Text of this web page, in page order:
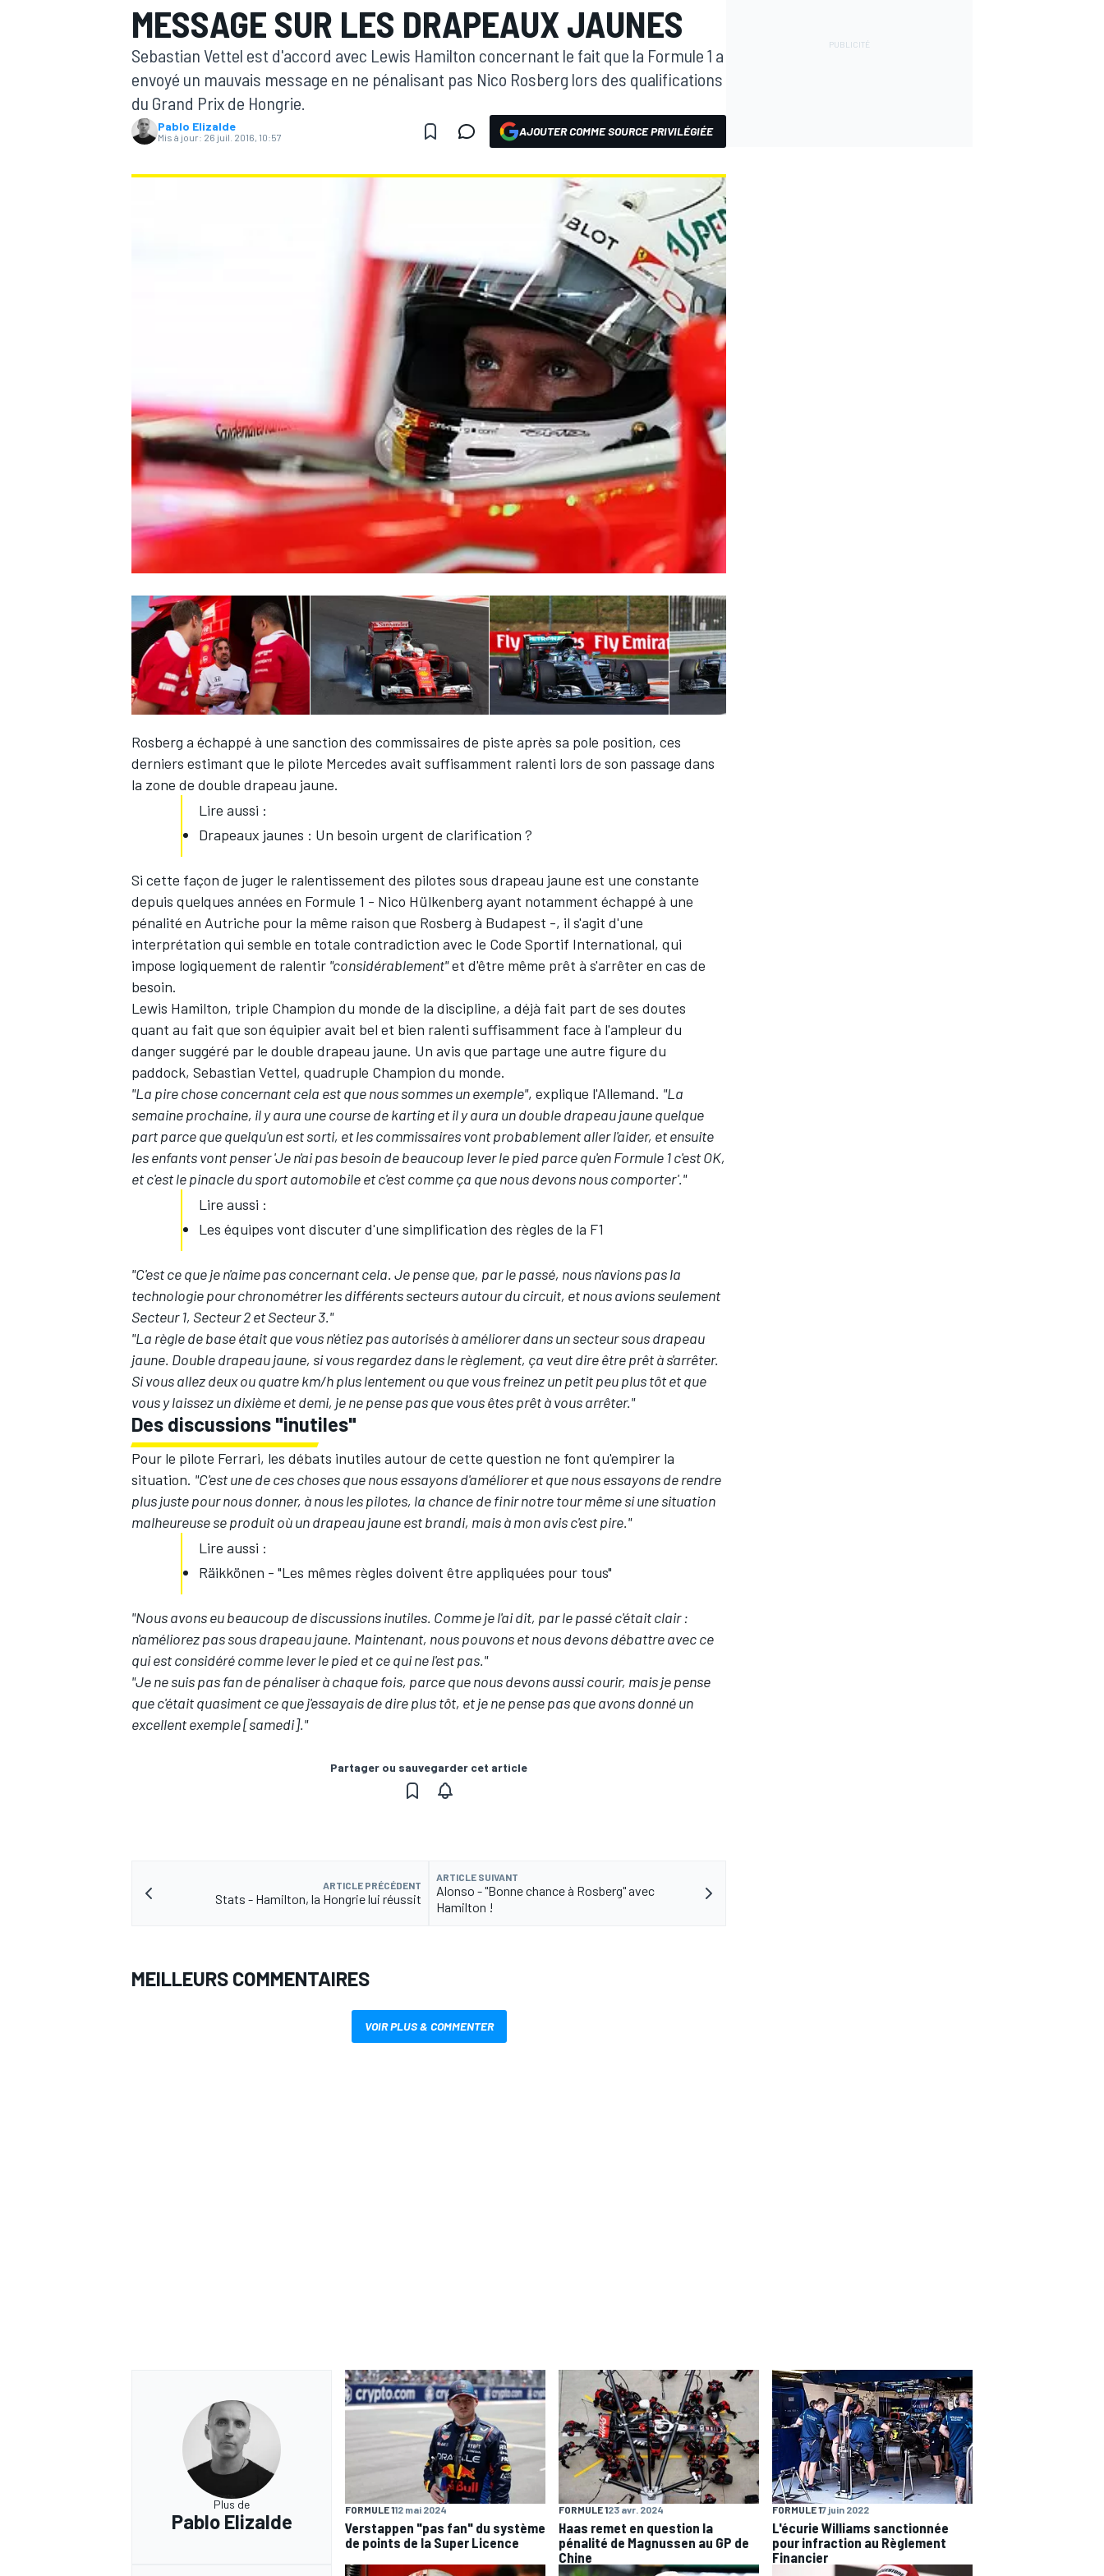
MOTOGP
WRC
WEC
AUTRES CHAMPIONNATS
MESSAGE SUR LES DRAPEAUX JAUNES
Sebastian Vettel est d'accord avec Lewis Hamilton concernant le fait que la Formule 1 a
envoyé un mauvais message en ne pénalisant pas Nico Rosberg lors des qualifications
du Grand Prix de Hongrie.
Pablo Elizalde
Mis à jour: 26 juil. 2016, 10:57 AJOUTER COMME SOURCE PRIVILÉGIÉE
Rosberg a échappé à une sanction des commissaires de piste après sa pole position, ces
derniers estimant que le pilote Mercedes avait suffisamment ralenti lors de son passage dans
la zone de double drapeau jaune.
Lire aussi :
Drapeaux jaunes : Un besoin urgent de clarification ?
Si cette façon de juger le ralentissement des pilotes sous drapeau jaune est une constante
depuis quelques années en Formule 1 - Nico Hülkenberg ayant notamment échappé à une
pénalité en Autriche pour la même raison que Rosberg à Budapest -, il s'agit d'une
interprétation qui semble en totale contradiction avec le Code Sportif International, qui
impose logiquement de ralentir "considérablement"et d'être même prêt à s'arrêter en cas de
besoin.
Lewis Hamilton, triple Champion du monde de la discipline, a déjà fait part de ses doutes
quant au fait que son équipier avait bel et bien ralenti suffisamment face à l'ampleur du
danger suggéré par le double drapeau jaune. Un avis que partage une autre figure du
paddock, Sebastian Vettel, quadruple Champion du monde.
"La pire chose concernant cela est que nous sommes un exemple", explique l'Allemand. "La
semaine prochaine, il y aura une course de karting et il y aura un double drapeau jaune quelque
part parce que quelqu'un est sorti, et les commissaires vont probablement aller l'aider, et ensuite
les enfants vont penser 'Je n'ai pas besoin de beaucoup lever le pied parce qu'en Formule 1 c'est OK,
et c'est le pinacle du sport automobile et c'est comme ça que nous devons nous comporter'."
Lire aussi :
Les équipes vont discuter d'une simplification des règles de la F1
"C'est ce que je n'aime pas concernant cela. Je pense que, par le passé, nous n'avions pas la
technologie pour chronométrer les différents secteurs autour du circuit, et nous avions seulement
Secteur 1, Secteur 2 et Secteur 3."
"La règle de base était que vous n'étiez pas autorisés à améliorer dans un secteur sous drapeau
jaune. Double drapeau jaune, si vous regardez dans le règlement, ça veut dire être prêt à s'arrêter.
Si vous allez deux ou quatre km/h plus lentement ou que vous freinez un petit peu plus tôt et que
vous y laissez un dixième et demi, je ne pense pas que vous êtes prêt à vous arrêter."
Des discussions "inutiles"
Pour le pilote Ferrari, les débats inutiles autour de cette question ne font qu'empirer la
situation. "C'est une de ces choses que nous essayons d'améliorer et que nous essayons de rendre
plus juste pour nous donner, à nous les pilotes, la chance de finir notre tour même si une situation
malheureuse se produit où un drapeau jaune est brandi, mais à mon avis c'est pire."
Lire aussi :
Räikkönen - "Les mêmes règles doivent être appliquées pour tous"
"Nous avons eu beaucoup de discussions inutiles. Comme je l'ai dit, par le passé c'était clair :
n'améliorez pas sous drapeau jaune. Maintenant, nous pouvons et nous devons débattre avec ce
qui est considéré comme lever le pied et ce qui ne l'est pas."
"Je ne suis pas fan de pénaliser à chaque fois, parce que nous devons aussi courir, mais je pense
que c'était quasiment ce que j'essayais de dire plus tôt, et je ne pense pas que avons donné un
excellent exemple [samedi]."
Partager ou sauvegarder cet article
ARTICLE PRÉCÉDENT
Stats - Hamilton, la Hongrie lui réussit
ARTICLE SUIVANT
Alonso - "Bonne chance à Rosberg" avec
Hamilton !
MEILLEURS COMMENTAIRES
VOIR PLUS & COMMENTER
Plus de
Pablo Elizalde
FORMULE 112 mai 2024
Verstappen "pas fan" du système
de points de la Super Licence
FORMULE 123 avr. 2024
Haas remet en question la
pénalité de Magnussen au GP de
Chine
FORMULE 17 juin 2022
L'écurie Williams sanctionnée
pour infraction au Règlement
Financier